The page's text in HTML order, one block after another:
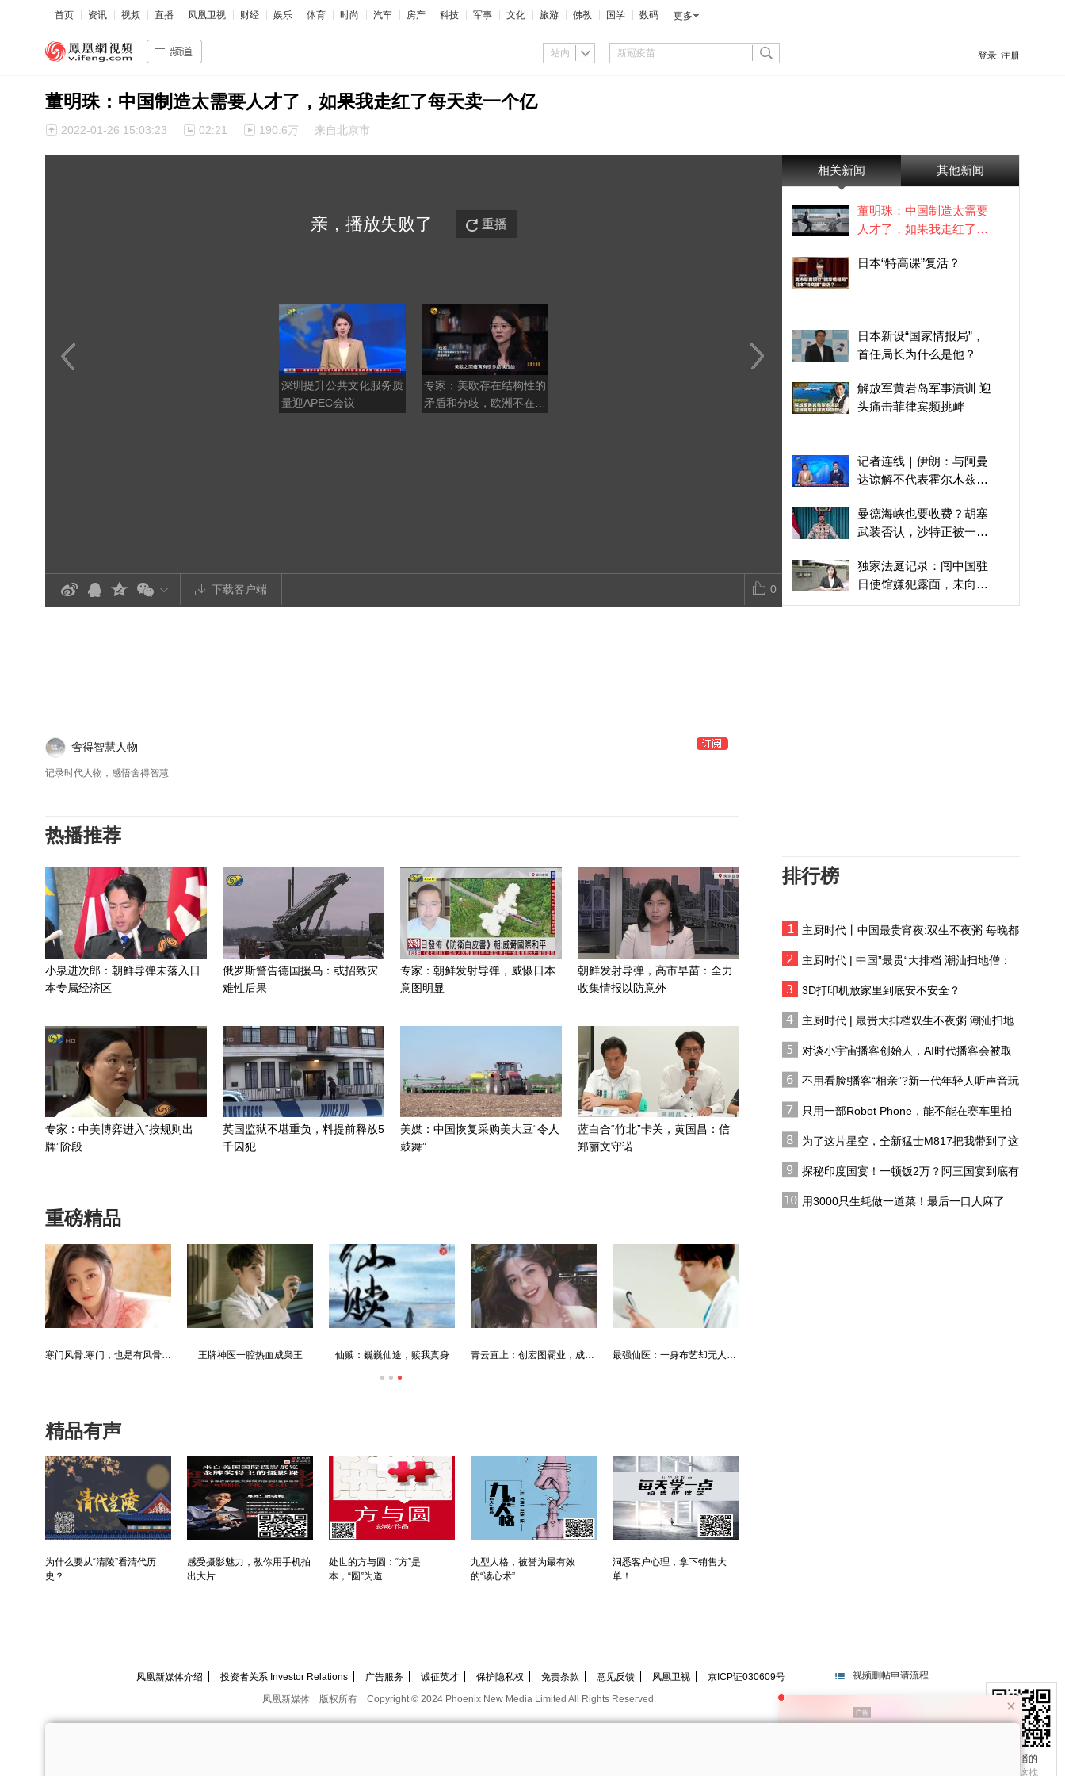
首页 资讯 视频 直播 凤凰卫视 财经 娱乐 体育 时尚 汽车 房产 科技 军事 文化 旅游 佛教 国学 数码 更多
站内 登录 注册
董明珠：中国制造太需要人才了，如果我走红了每天卖一个亿
2022-01-26 15:03:23 02:21 190.6万 来自北京市
亲，播放失败了 重播
深圳提升公共文化服务质
量迎APEC会议
专家：美欧存在结构性的
矛盾和分歧，欧洲不在美
拉美地区35年的期待！
联合国秘书长遴选，五常
日本“国家情报局”为何会
引爆媒体极化，成为政治
下载客户端 0
相关新闻 其他新闻
董明珠：中国制造太需要
人才了，如果我走红了每
日本“特高课”复活？
日本新设“国家情报局”，
首任局长为什么是他？
解放军黄岩岛军事演训 迎
头痛击菲律宾频挑衅
记者连线｜伊朗：与阿曼
达谅解不代表霍尔木兹重
曼德海峡也要收费？胡塞
武装否认，沙特正被一步
独家法庭记录：闯中国驻
日使馆嫌犯露面，未向中
方道歉反省
以“法”为桥 上海搭建平台
实践机会
日本熊本强震38人死亡 余
杀，“致命弱点”暴露无
遗，普京没有其他选择
伊朗态度强硬，否认与美
对话，美伊局势还会如何
伊朗锁定海峡掌控权，美
打停停意愿如何？
总编关注｜伊阿协议与伊
舍得智慧人物
记录时代人物，感悟舍得智慧
热播推荐
小泉进次郎：朝鲜导弹未落入日
本专属经济区
俄罗斯警告德国援乌：或招致灾
难性后果
专家：朝鲜发射导弹，威慑日本
意图明显
朝鲜发射导弹，高市早苗：全力
收集情报以防意外
专家：中美博弈进入“按规则出
牌”阶段
英国监狱不堪重负，料提前释放5
千囚犯
美媒：中国恢复采购美大豆“令人
鼓舞”
蓝白合“竹北”卡关，黄国昌：信
郑丽文守诺
重磅精品
寒门风骨:寒门，也是有风骨的！ 王牌神医一腔热血成枭王 仙赎：巍巍仙途，赎我真身 青云直上：创宏图霸业，成人生赢家 最强仙医：一身布艺却无人不识
精品有声
为什么要从“清陵”看清代历
史？
感受摄影魅力，教你用手机拍
出大片
处世的方与圆：“方”是
本，“圆”为道
九型人格，被誉为最有效
的“读心术”
洞悉客户心理，拿下销售大
单！
排行榜
主厨时代丨中国最贵宵夜:双生不夜粥 每晚都
主厨时代 | 中国”最贵“大排档 潮汕扫地僧：
3D打印机放家里到底安不安全？
主厨时代 | 最贵大排档双生不夜粥 潮汕扫地
对谈小宇宙播客创始人，AI时代播客会被取
不用看脸!播客“相亲”?新一代年轻人听声音玩
只用一部Robot Phone，能不能在赛车里拍
为了这片星空，全新猛士M817把我带到了这
探秘印度国宴！一顿饭2万？阿三国宴到底有
用3000只生蚝做一道菜！最后一口人麻了
凤凰新媒体介绍 投资者关系 Investor Relations 广告服务 诚征英才 保护隐私权 免责条款 意见反馈 凤凰卫视
京ICP证030609号
凤凰新媒体
版权所有 Copyright © 2024 Phoenix New Media Limited All Rights Reserved.
视频删帖申请流程
电视不播的
真相在这找